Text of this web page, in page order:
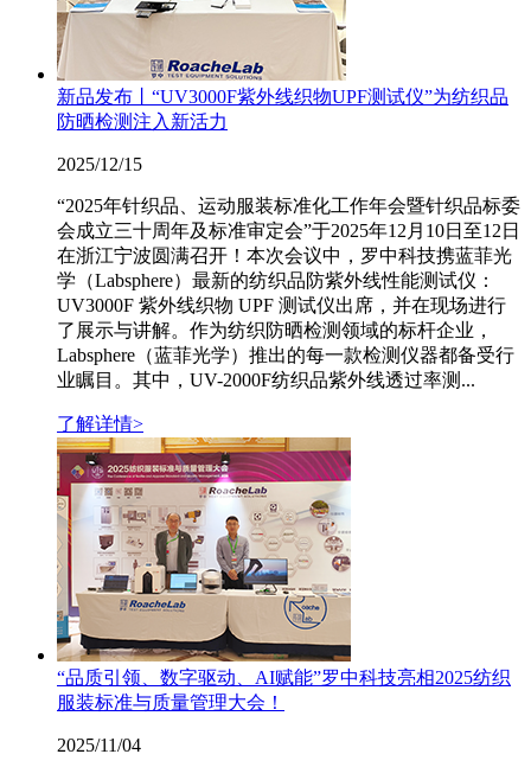
新品发布丨“UV3000F紫外线织物UPF测试仪”为纺织品
防晒检测注入新活力
2025/12/15
“2025年针织品、运动服装标准化工作年会暨针织品标委
会成立三十周年及标准审定会”于2025年12月10日至12日
在浙江宁波圆满召开！本次会议中，罗中科技携蓝菲光
学（Labsphere）最新的纺织品防紫外线性能测试仪：
UV3000F 紫外线织物 UPF 测试仪出席，并在现场进行
了展示与讲解。作为纺织防晒检测领域的标杆企业，
Labsphere（蓝菲光学）推出的每一款检测仪器都备受行
业瞩目。其中，UV-2000F纺织品紫外线透过率测...
了解详情>
“品质引领、数字驱动、AI赋能”罗中科技亮相2025纺织
服装标准与质量管理大会！
2025/11/04